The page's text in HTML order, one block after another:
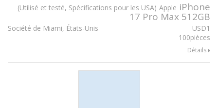
Utilisé et testé, Spécifications pour les USA Apple iPhone
17 Pro Max 512GB
USD1
100pièces
Société de Miami, États-Unis
Détails